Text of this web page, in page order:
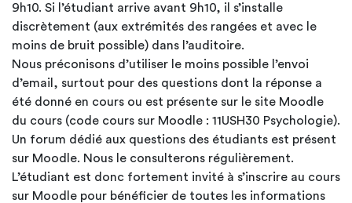
9h10. Si l’étudiant arrive avant 9h10, il s’installe
discrètement (aux extrémités des rangées et avec le
moins de bruit possible) dans l’auditoire.
Nous préconisons d’utiliser le moins possible l’envoi
d’email, surtout pour des questions dont la réponse a
été donné en cours ou est présente sur le site Moodle
du cours (code cours sur Moodle : 11USH30 Psychologie).
Un forum dédié aux questions des étudiants est présent
sur Moodle. Nous le consulterons régulièrement.
L’étudiant est donc fortement invité à s’inscrire au cours
sur Moodle pour bénéficier de toutes les informations